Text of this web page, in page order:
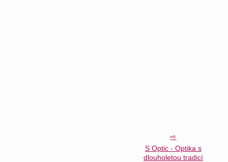
S Optic - Optika s
dlouholetou tradicí